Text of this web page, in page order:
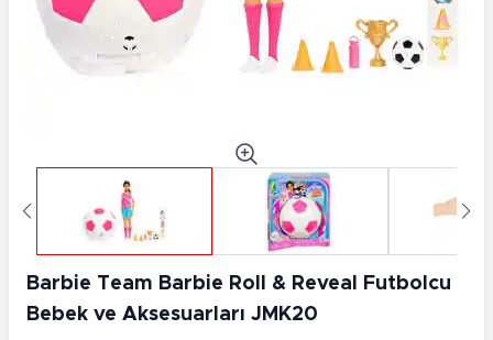
Barbie Team Barbie Roll & Reveal Futbolcu
Bebek ve Aksesuarları JMK20